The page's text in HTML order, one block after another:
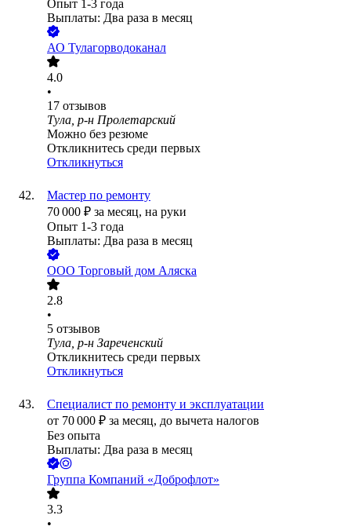
Опыт 1-3 года
Выплаты: Два раза в месяц
АО Тулагорводоканал
4.0
•
17 отзывов
Тула, р-н Пролетарский
Можно без резюме
Откликнитесь среди первых
Откликнуться
Мастер по ремонту
70 000 ₽ за месяц, на руки
Опыт 1-3 года
Выплаты: Два раза в месяц
ООО Торговый дом Аляска
2.8
•
5 отзывов
Тула, р-н Зареченский
Откликнитесь среди первых
Откликнуться
Специалист по ремонту и эксплуатации
от 70 000 ₽ за месяц, до вычета налогов
Без опыта
Выплаты: Два раза в месяц
Группа Компаний «Доброфлот»
3.3
•